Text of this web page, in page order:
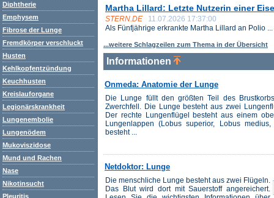
Martha Lillard: Letzte Nutzerin einer
STERN.DE
11.07.2026 17:37:00
Als Fünfjährige erkrankte Martha Lillard an Polio ...
...weitere Schlagzeilen zum Thema in der Übersicht
Informationen
Onmeda: Anatomie der Lunge
Die Lunge füllt den größten Teil des
Zwerchfell. Die Lunge besteht aus zwei
Der rechte Lungenflügel besteht aus einem
Lungenlappen (Lobus superior, Lobus
besteht ...
Netdoktor: Lunge
Die menschliche Lunge besteht aus zwei Flügeln.
Das Blut wird dort mit Sauerstoff angereichert.
Diphtherie
Emphysem
Fibrose der Lunge
Fremdkörper verschluckt
Husten
Kehlkopfentzündung
Keuchhusten
Kreislauforgane
Legionärskrankheit
Lungenembolie
Lungenödem
Mukoviszidose
Mund und Rachen
Nase
Nikotinsucht
Pleuritis